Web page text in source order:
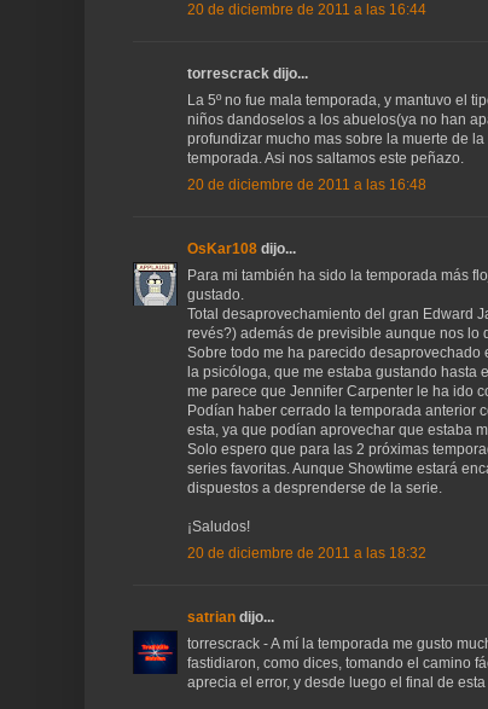
20 de diciembre de 2011 a las 16:44
torrescrack dijo...
La 5º no fue mala temporada, y mantuvo el
niños dandoselos a los abuelos(ya no han
profundizar mucho mas sobre la muerte de
temporada. Asi nos saltamos este peñazo.
20 de diciembre de 2011 a las 16:48
OsKar108 dijo...
Para mi también ha sido la temporada más
gustado.
Total desaprovechamiento del gran Edward
revés?) además de previsible aunque nos lo
Sobre todo me ha parecido
la psicóloga, que me estaba gustando hasta
me parece que Jennifer Carpenter le ha ido
Podían haber cerrado la temporada anterior
esta, ya que podían aprovechar que estaba
Solo espero que para las 2 próximas
series favoritas. Aunque Showtime estará
dispuestos a desprenderse de la serie.
¡Saludos!
20 de diciembre de 2011 a las 18:32
satrian dijo...
torrescrack - A mí la temporada me gusto
fastidiaron, como dices, tomando el camino
aprecia el error, y desde luego el final de